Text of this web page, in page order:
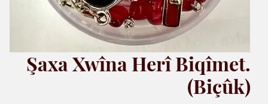
Şaxa Xwîna Herî Biqîmet.
(Biçûk)